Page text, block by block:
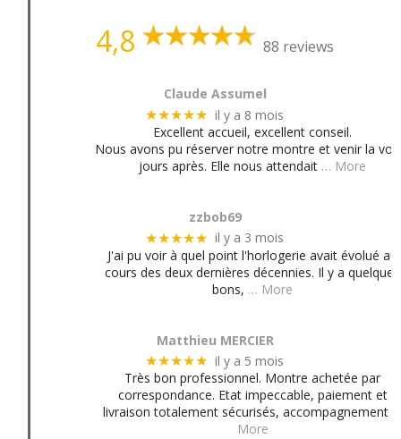
4,8 88 reviews
Claude Assumel
★★★★★ il y a 8 mois
Excellent accueil, excellent conseil.
Nous avons pu réserver notre montre et venir la
jours après. Elle nous attendait … More
zzbob69
★★★★★ il y a 3 mois
J'ai pu voir à quel point l'horlogerie avait évolué au
cours des deux dernières décennies. Il y a quelques
bons, … More
Matthieu MERCIER
★★★★★ il y a 5 mois
Très bon professionnel. Montre achetée par
correspondance. Etat impeccable, paiement et
livraison totalement sécurisés, accompagnement
More